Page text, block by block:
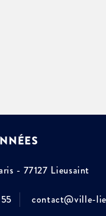
- 77127 Lieusaint
contact@ville-